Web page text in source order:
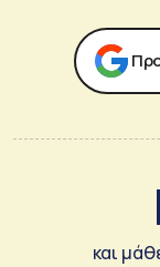
και